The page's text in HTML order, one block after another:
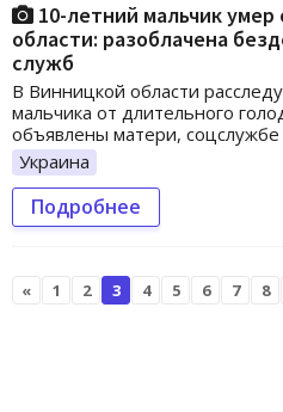
10-летний мальчик
области: разоблачена
служб
В Винницкой области
мальчика от длительного
объявлены матери, соцслужбе
Украина
Подробнее
« 1 2 3 4 5 6 7 8